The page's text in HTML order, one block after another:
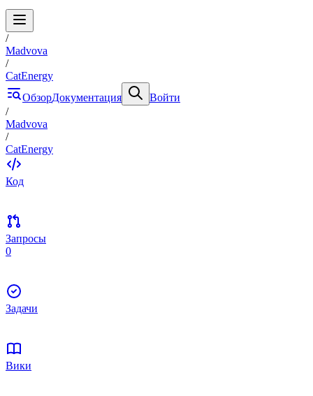
/
Madvova
/
CatEnergy
ОбзорДокументация
Войти
/
Madvova
/
CatEnergy
Код
Запросы
0
Задачи
Вики